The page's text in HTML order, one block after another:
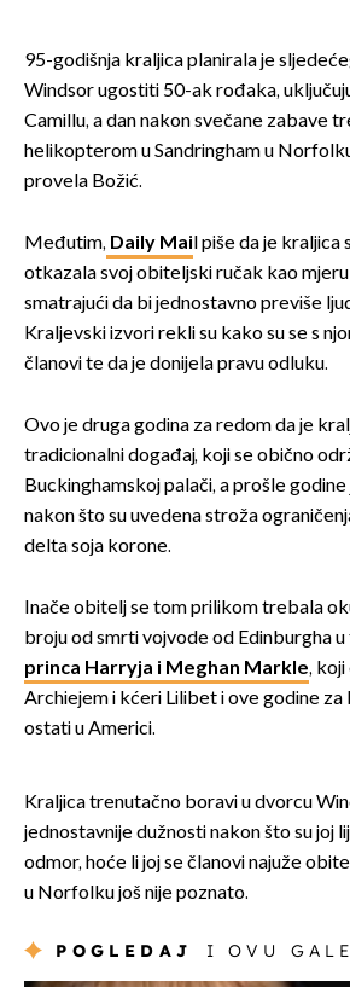
95-godišnja kraljica planirala je
Windsor ugostiti 50-ak rođaka,
Camillu, a dan nakon svečane zabave
helikopterom u Sandringham u
provela Božić.
Međutim, Daily Mail piše da je kraljica
otkazala svoj obiteljski ručak kao
smatrajući da bi jednostavno previše
Kraljevski izvori rekli su kako su se s
članovi te da je donijela pravu odluku.
Ovo je druga godina za redom da je
tradicionalni događaj, koji se obično
Buckinghamskoj palači, a prošle
nakon što su uvedena stroža
delta soja korone.
Inače obitelj se tom prilikom trebala
broju od smrti vojvode od Edinburgha u
princa Harryja i Meghan Markle, koji
Archiejem i kćeri Lilibet i ove godine
ostati u Americi.
Kraljica trenutačno boravi u dvorcu
jednostavnije dužnosti nakon što su joj
odmor, hoće li joj se članovi najuže
u Norfolku još nije poznato.
POGLEDAJ I OVU